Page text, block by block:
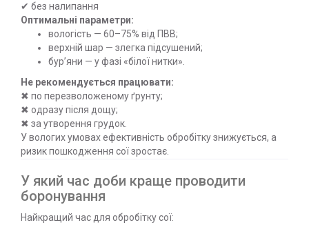
✔ без налипання
Оптимальні параметри:
вологість — 60–75% від ПВВ;
верхній шар — злегка підсушений;
бур’яни — у фазі «білої нитки».
Не рекомендується працювати:
✖ по перезволоженому ґрунту;
✖ одразу після дощу;
✖ за утворення грудок.
У вологих умовах ефективність обробітку знижується, а
ризик пошкодження сої зростає.
У який час доби краще проводити
боронування
Найкращий час для обробітку сої: